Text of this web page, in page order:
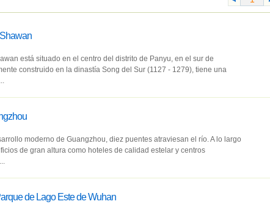
está situado en el centro del distrito de Panyu, en el sur de
construido en la dinastía Song del Sur (1127 - 1279), tiene una
moderno de Guangzhou, diez puentes atraviesan el río. A lo largo
de gran altura como hoteles de calidad estelar y centros
de Lago Este de Wuhan